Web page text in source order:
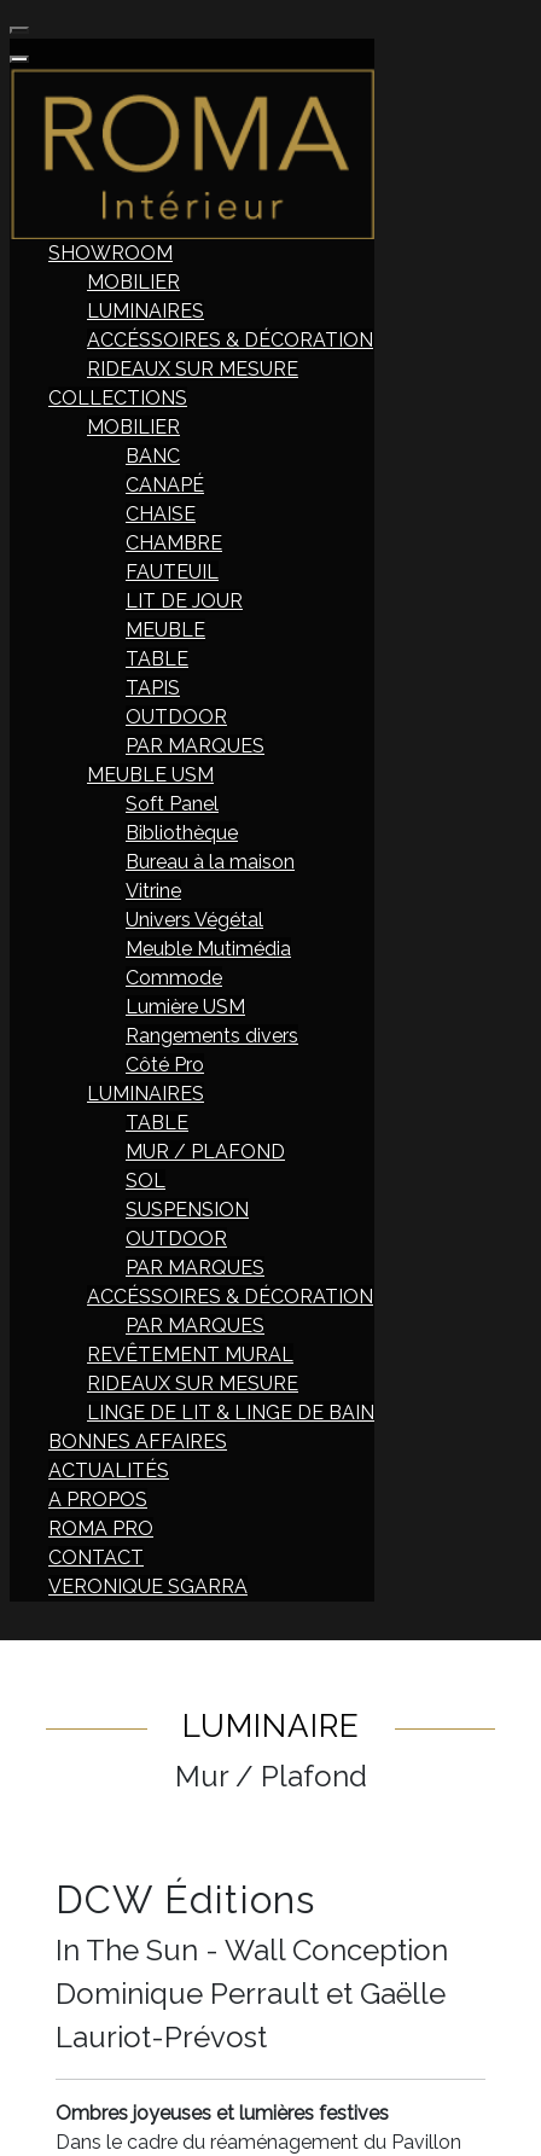
SHOWROOM
MOBILIER
LUMINAIRES
ACCÉSSOIRES & DÉCORATION
RIDEAUX SUR MESURE
COLLECTIONS
MOBILIER
BANC
CANAPÉ
CHAISE
CHAMBRE
FAUTEUIL
LIT DE JOUR
MEUBLE
TABLE
TAPIS
OUTDOOR
PAR MARQUES
MEUBLE USM
Soft Panel
Bibliothèque
Bureau à la maison
Vitrine
Univers Végétal
Meuble Mutimédia
Commode
Lumière USM
Rangements divers
Côté Pro
LUMINAIRES
TABLE
MUR / PLAFOND
SOL
SUSPENSION
OUTDOOR
PAR MARQUES
ACCÉSSOIRES & DÉCORATION
PAR MARQUES
REVÊTEMENT MURAL
RIDEAUX SUR MESURE
LINGE DE LIT & LINGE DE BAIN
BONNES AFFAIRES
ACTUALITÉS
A PROPOS
ROMA PRO
CONTACT
VERONIQUE SGARRA
LUMINAIRE
Mur / Plafond
DCW Éditions
In The Sun - Wall Conception
Dominique Perrault et Gaëlle
Lauriot-Prévost
Ombres joyeuses et lumières festives
Dans le cadre du réaménagement du Pavillon